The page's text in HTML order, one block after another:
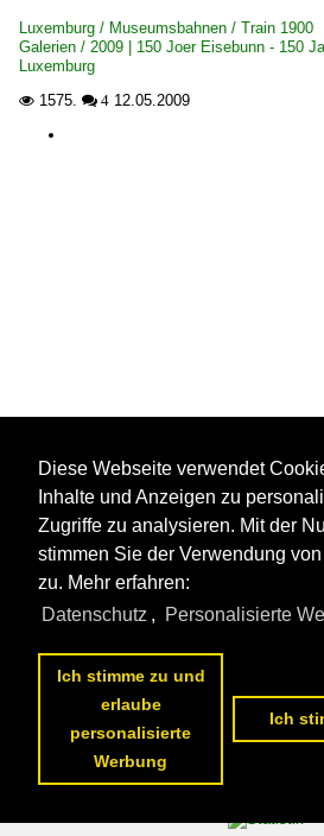
Luxemburg / Museumsbahnen / Train 1900
Galerien / 2009 | 150 Joer Eisebunn - 150
Luxemburg
 1575.  4 12.05.2009
Datenschutzerklärung
Diese Webseite verwendet
Inhalte und Anzeigen zu
Zugriffe zu analysieren. Mit der
stimmen Sie der Verwendung
zu. Mehr erfahren:
Datenschutz , Personalisierte
Ich stimme zu und
erlaube
personalisierte
Werbung
Ich